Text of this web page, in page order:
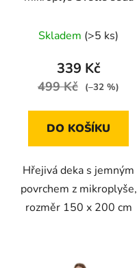
Skladem (>5 ks)
339 Kč
499 Kč (–32 %)
DO KOŠÍKU
Hřejivá deka s jemným
povrchem z mikroplyše,
rozměr 150 x 200 cm